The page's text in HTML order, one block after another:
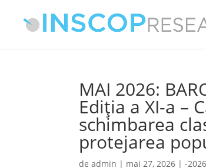
MAI 2026:
Ediția a XI-a –
schimbarea
protejarea
deadmin | mai 27, 2026 |-